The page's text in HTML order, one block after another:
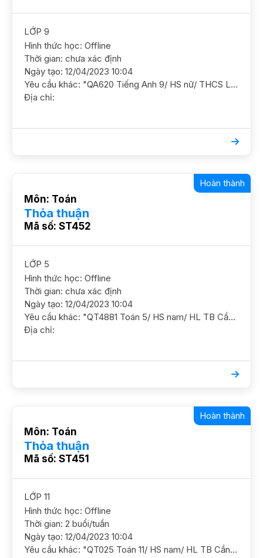
LỚP 9
Hình thức học: Offline
Thời gian: chưa xác định
Ngày tạo: 12/04/2023 10:04
Yêu cầu khác: "QA620 Tiếng Anh 9/ HS nữ/ THCS Lê Quý Đôn (CG)/ HL TB Cần tổng hợp lại kiến thức cũ, học chắc cơ bản và ôn luyện thêm GS nữ. ĐC Nghĩa Đô, Cầu Giấy Lịch trông HS tối t2, 3,5,6,7 chiều t3, 7 và CN học 3b/t"
Địa chỉ:
Môn: Toán
Thỏa thuận
Mã số: ST452
Hoàn thành
LỚP 5
Hình thức học: Offline
Thời gian: chưa xác định
Ngày tạo: 12/04/2023 10:04
Yêu cầu khác: "QT4881 Toán 5/ HS nam/ HL TB Cần GS ôn luyện chắc kiến thức cơ bản và nâng cao thêm Dạy tại nhà ĐC Tòa nhà Golden palace, đường mễ trì YC GS nam nữ ok Học phí 150 - 180/2"
Địa chỉ:
Môn: Toán
Thỏa thuận
Mã số: ST451
Hoàn thành
LỚP 11
Hình thức học: Offline
Thời gian: 2 buổi/tuần
Ngày tạo: 12/04/2023 10:04
Yêu cầu khác: "QT025 Toán 11/ HS nam/ HL TB Cần nắm chắc kiến thức GS nam. ĐC 68 Xuân Thuỷ Học tối thứ 2- thứ 5 (từ 6-8h) hoặc sáng thứ 7"